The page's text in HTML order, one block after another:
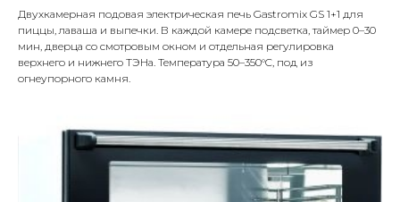
Двухкамерная подовая электрическая печь Gastromix GS 1+1 для
пиццы, лаваша и выпечки. В каждой камере подсветка, таймер 0–30
мин, дверца со смотровым окном и отдельная регулировка
верхнего и нижнего ТЭНа. Температура 50–350°C, под из
огнеупорного камня.